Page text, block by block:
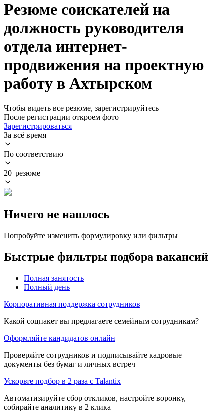
Резюме соискателей на
должность руководителя
отдела интернет-
продвижения на проектную
работу в Ахтырском
Чтобы видеть все резюме, зарегистрируйтесь
После регистрации откроем фото
Зарегистрироваться
За всё время
По соответствию
20 резюме
Ничего не нашлось
Попробуйте изменить формулировку или фильтры
Быстрые фильтры подбора вакансий
Полная занятость
Полный день
Корпоративная поддержка сотрудников
Какой соцпакет вы предлагаете семейным сотрудникам?
Оформляйте кандидатов онлайн
Проверяйте сотрудников и подписывайте кадровые
документы без бумаг и личных встреч
Ускорьте подбор в 2 раза с Talantix
Автоматизируйте сбор откликов, настройте воронку,
собирайте аналитику в 2 клика